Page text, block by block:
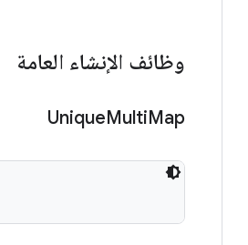
وظائف الإنشاء العامة
UniqueMultiMap